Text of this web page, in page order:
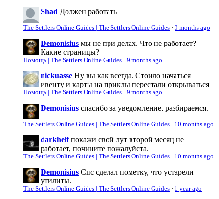
Shad Должен работать
The Settlers Online Guides | The Settlers Online Guides · 9 months ago
Demonisius мы не при делах. Что не работает?
Какие страницы?
Помощь | The Settlers Online Guides · 9 months ago
nickuasse Ну вы как всегда. Стоило начаться
ивенту и карты на приклы перестали открываться
Помощь | The Settlers Online Guides · 9 months ago
Demonisius спасибо за уведомление, разбираемся.
The Settlers Online Guides | The Settlers Online Guides · 10 months ago
darkhelf покажи свой лут второй месяц не
работает, почините пожалуйста.
The Settlers Online Guides | The Settlers Online Guides · 10 months ago
Demonisius Спс сделал пометку, что устарели
утилиты.
The Settlers Online Guides | The Settlers Online Guides · 1 year ago